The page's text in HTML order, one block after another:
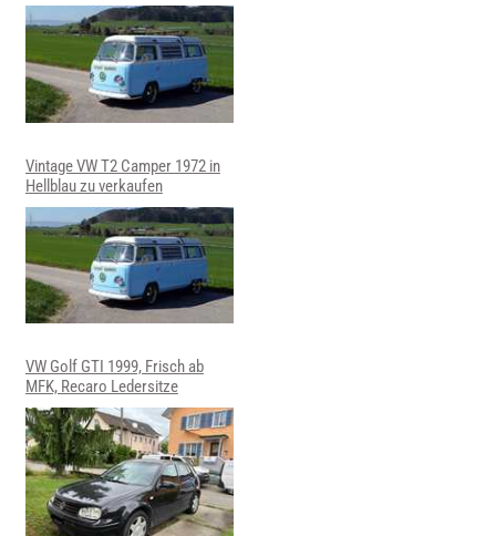
Vintage VW T2 Camper 1972 in
Hellblau zu verkaufen
VW Golf GTI 1999, Frisch ab
MFK, Recaro Ledersitze